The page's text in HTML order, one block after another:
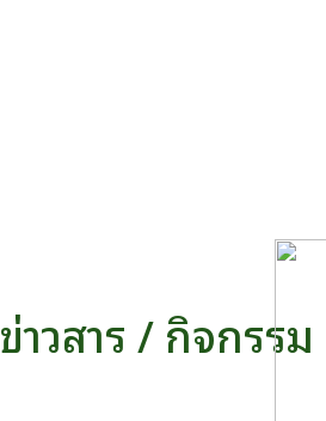
ข่าวสาร / กิจกรรม